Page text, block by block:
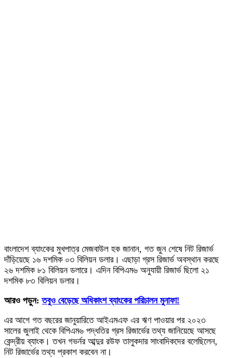
বাংলাদেশ ব্যাংকের মুখপাত্র মেজবাউল হক জানান, গত জুন শেষে নিট রিজার্ভ
দাঁড়িয়েছে ১৬ দশমিক ০৩ বিলিয়ন ডলার। এছাড়া গ্রস রিজার্ভ অবস্থান করছে
২৬ দশমিক ৮১ বিলিয়ন ডলারে। এদিন বিপিএম৬ অনুযায়ী রিজার্ভ ছিলো ২১
দশমিক ৮৩ বিলিয়ন ডলার।
আরও পড়ুন:তবুও বেড়েছে অধিকাংশ ব্যাংকের পরিচালন মুনাফা!
এর আগে গত বছরের জানুয়ারিতে আইএমএফ এর ঋণ পাওয়ার পর ২০২৩
সালের জুলাই থেকে বিপিএম৬ পদ্ধতির গ্রস রিজার্ভের তথ্য জানিয়েছে আসছে
কেন্দ্রীয় ব্যাংক। তখন গভর্নর আব্দুর রউফ তালুকদার সাংবাদিকদের বলেছিলেন,
নিট রিজার্ভের তথ্য প্রকাশ করবেন না।